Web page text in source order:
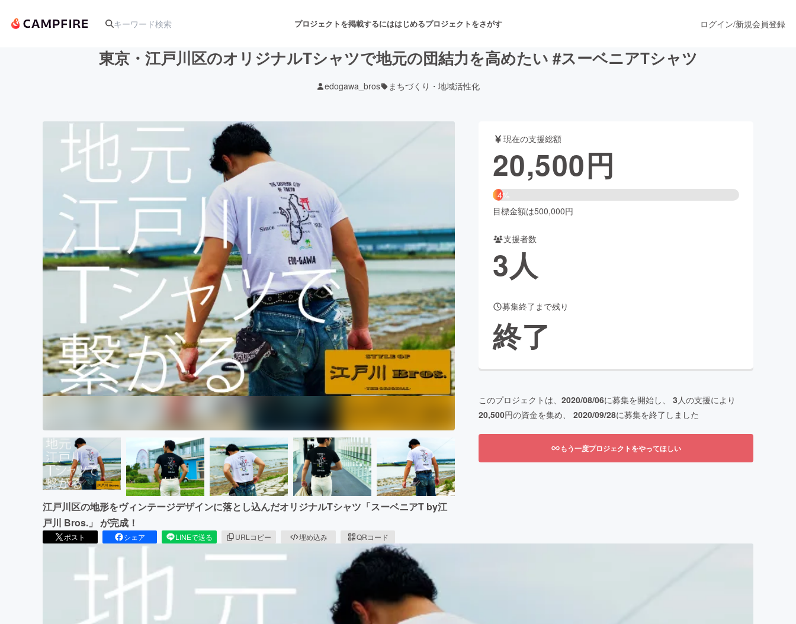
プロジェクトを掲載するにははじめるプロジェクトをさがす
アート・写真 舞台・パフォーマンス
テクノロジー・ガジェット ゲーム・サービス開発 フード・飲食店 ファッション
映像・映画 書籍・雑誌出版
ビジネス・起業 チャレンジ ビューティー・ヘルスケア
まちづくり・地域活性化
CAMPFIRE for Social GoodCAMPFIRE Creation
CAMPFIREふるさと納税machi-yaコミュニティ
ログイン/新規会員登録
東京・江戸川区のオリジナルTシャツで地元の団結力を高めたい #スーベニアTシャツ
edogawa_bros まちづくり・地域活性化
江戸川区の地形をヴィンテージデザインに落とし込んだオリジナルTシャツ「スーベニアT by江
戸川 Bros.」 が完成！
ポスト シェア LINEで送る URLコピー 埋め込み QRコード
現在の支援総額
20,500円
4%
目標金額は500,000円
支援者数
3人
募集終了まで残り
終了
このプロジェクトは、 2020/08/06に募集を開始し、 3人の支援により
20,500円の資金を集め、 2020/09/28に募集を終了しました
もう一度プロジェクトをやってほしい